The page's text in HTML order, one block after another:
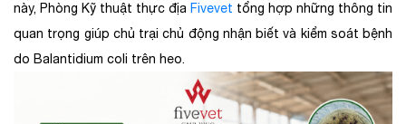
này, Phòng Kỹ thuật thực địa Fivevet tổng hợp những thông tin
quan trọng giúp chủ trại chủ động nhận biết và kiểm soát bệnh
do Balantidium coli trên heo.